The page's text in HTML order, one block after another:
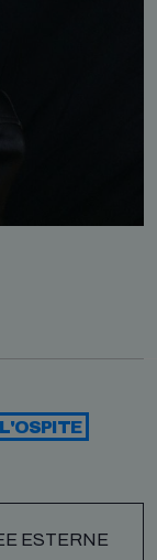
ESTERNE